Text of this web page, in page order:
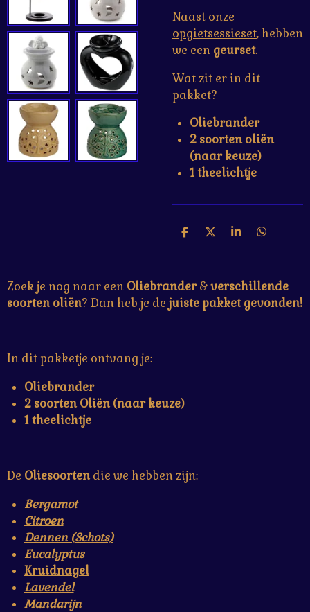
Naast onze
opgietsessieset, hebben
we een geurset.
Wat zit er in dit
pakket?
Oliebrander
2 soorten oliën
(naar keuze)
1 theelichtje
D
n
D
S
e
D
n
Zoek je nog naar een Oliebrander&verschillende
soorten oliën? Dan heb je de juiste pakket gevonden!
In dit pakketje ontvang je:
Oliebrander
2 soorten Oliën (naar keuze)
1 theelichtje
De Oliesoortendie we hebben zijn:
Bergamot
Citroen
Dennen (Schots)
Eucalyptus
Kruidnagel
Lavendel
Mandarijn